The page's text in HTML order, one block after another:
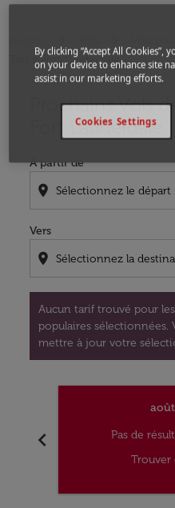
Tan a Fort Lauderdale
Prochains Vols
Fort Lauderdale
À partir de
location_on
Vers
location_on
Aucun tarif trouvé pour
populaires sélectionnées.
mettre à jour votre
Aucun tarif trouvé
chevron_left
Pas de
Trouver
By clicking “Accept All
on your device to enhance site
assist in our marketing efforts.
Cookies Settings